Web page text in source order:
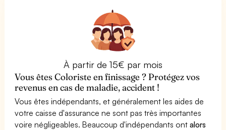
À partir de 15€ par mois
Vous êtes Coloriste en finissage ? Protégez vos
revenus en cas de maladie, accident !
Vous êtes indépendants, et généralement les aides de
votre caisse d'assurance ne sont pas très importantes
voire négligeables. Beaucoup d'indépendants ontalors